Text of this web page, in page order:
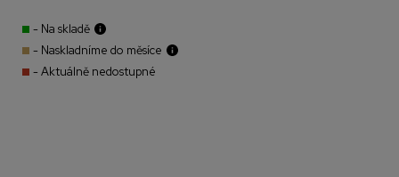
- Na skladě
- Naskladníme do měsíce
- Aktuálně nedostupné